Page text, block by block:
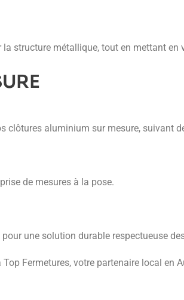
structure métallique, tout en mettant en
clôtures aluminium sur mesure, suivant
de mesures à la pose.
une solution durable respectueuse
Fermetures, votre partenaire local en